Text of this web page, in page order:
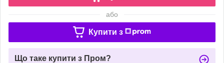
або
Купити з
Що таке купити з Пром?